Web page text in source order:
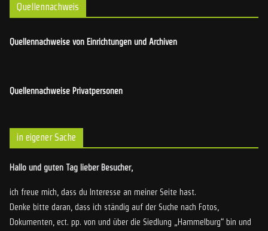
Quellennachweis
Quellennachweise von Einrichtungen und Archiven
Quellennachweise Privatpersonen
in eigener Sache
Hallo und guten Tag lieber Besucher,
ich freue mich, dass du Interesse an meiner Seite hast.
Denke bitte daran, dass ich ständig auf der Suche nach Fotos,
Dokumenten, ect. pp. von und über die Siedlung „Hammelburg“ bin und